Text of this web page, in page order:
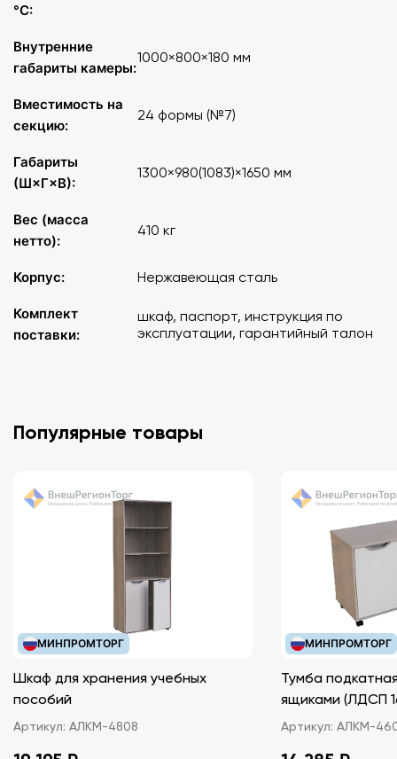
°C:
Внутренние
габариты камеры:
1000×800×180 мм
Вместимость на
секцию:
24 формы (№7)
Габариты
(Ш×Г×В):
1300×980(1083)×1650 мм
Вес (масса
нетто):
410 кг
Корпус: Нержавеющая сталь
Комплект
поставки:
шкаф, паспорт, инструкция по
эксплуатации, гарантийный талон
Популярные товары
МИНПРОМТОРГ
Шкаф для хранения учебных
пособий
Артикул: АЛКМ-4808
МИНПРОМТОРГ
Тумба
ящиками
Артикул: АЛКМ-